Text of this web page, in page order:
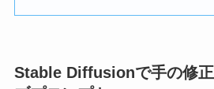
Stable Diffusionで手の修